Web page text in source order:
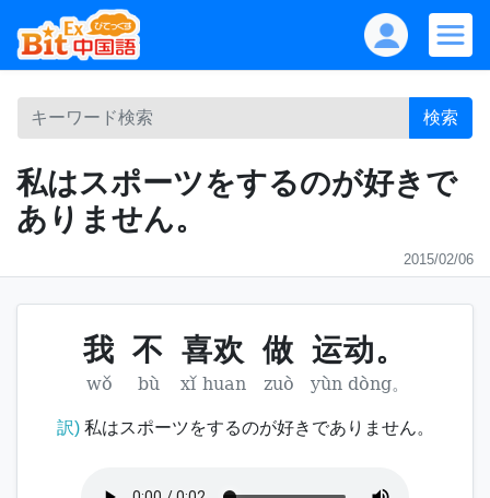
検索
私はスポーツをするのが好きで
ありません。
2015/02/06
我 不 喜欢 做 运动。
wǒ bù xǐ huan zuò yùn dòng。
訳)私はスポーツをするのが好きでありません。